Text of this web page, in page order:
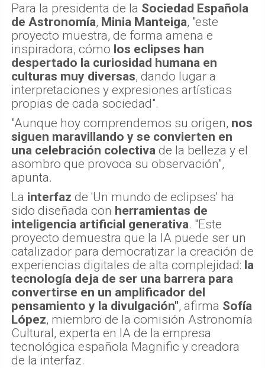
Para la presidenta de la Sociedad Española
de Astronomía, Minia Manteiga, "este
proyecto muestra, de forma amena e
inspiradora, cómo los eclipses han
despertado la curiosidad humana en
culturas muy diversas, dando lugar a
interpretaciones y expresiones artísticas
propias de cada sociedad".
"Aunque hoy comprendemos su origen, nos
siguen maravillando y se convierten en
una celebración colectiva de la belleza y el
asombro que provoca su observación",
apunta.
La interfaz de 'Un mundo de eclipses' ha
sido diseñada con herramientas de
inteligencia artificial generativa. "Este
proyecto demuestra que la IA puede ser un
catalizador para democratizar la creación de
experiencias digitales de alta complejidad: la
tecnología deja de ser una barrera para
convertirse en un amplificador del
pensamiento y la divulgación", afirma Sofía
López, miembro de la comisión Astronomía
Cultural, experta en IA de la empresa
tecnológica española Magnific y creadora
de la interfaz.